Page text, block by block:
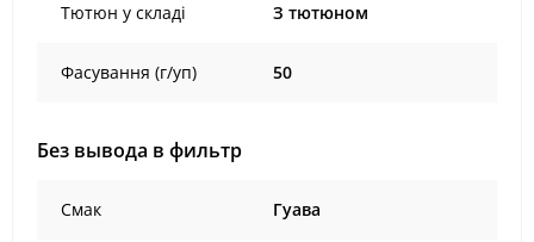
Тютюн у складі З тютюном
Фасування (г/уп) 50
Без вывода в фильтр
Смак Гуава